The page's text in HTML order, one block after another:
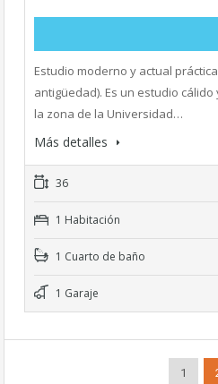
Estudio moderno y actual
antigüedad). Es un estudio
la zona de la Universidad…
Más detalles
36
1 Habitación
1 Cuarto de baño
1 Garaje
1